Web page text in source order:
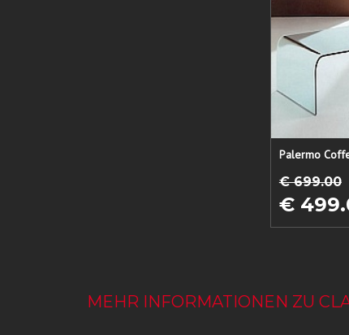
€ 699.00
€
MEHR INFORMATIONEN ZU